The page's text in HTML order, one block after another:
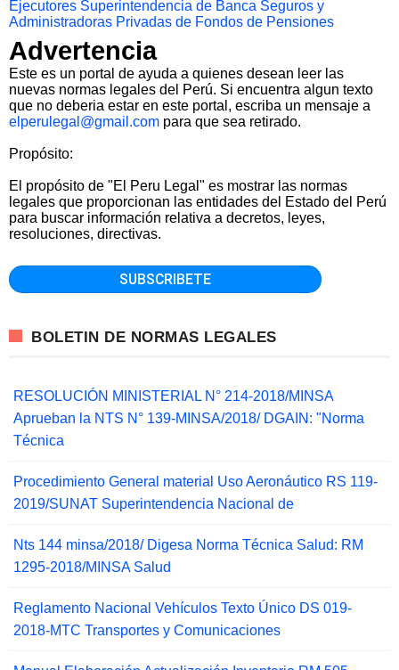
Ejecutores Superintendencia de Banca Seguros y
Administradoras Privadas de Fondos de Pensiones
Advertencia
Este es un portal de ayuda a quienes desean leer las
nuevas normas legales del Perú. Si encuentra algun texto
que no deberia estar en este portal, escriba un mensaje a
elperulegal@gmail.com para que sea retirado.
Propósito:
El propósito de "El Peru Legal" es mostrar las normas
legales que proporcionan las entidades del Estado del Perú
para buscar información relativa a decretos, leyes,
resoluciones, directivas.
BOLETIN DE NORMAS LEGALES
RESOLUCIÓN MINISTERIAL N° 214-2018/MINSA
Aprueban la NTS N° 139-MINSA/2018/ DGAIN: "Norma
Técnica
Procedimiento General material Uso Aeronáutico RS 119-
2019/SUNAT Superintendencia Nacional de
Nts 144 minsa/2018/ Digesa Norma Técnica Salud: RM
1295-2018/MINSA Salud
Reglamento Nacional Vehículos Texto Único DS 019-
2018-MTC Transportes y Comunicaciones